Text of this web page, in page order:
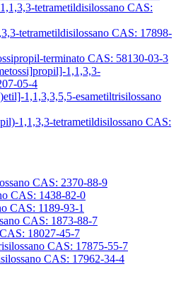
tetrametildisilossano CAS:
tetrametildisilossano CAS: 17898-
terminato CAS: 58130-03-3
1,1,3,3-
05-4
1,1,3,3,5,5-esametiltrisilossano
1,1,3,3-tetrametildisilossano CAS:
CAS: 2370-88-9
CAS: 1438-82-0
CAS: 1189-93-1
CAS: 1873-88-7
18027-45-7
CAS: 17875-55-7
CAS: 17962-34-4